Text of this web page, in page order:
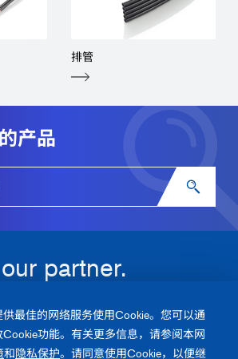
排管
产品
partner.
最佳的网络服务使用Cookie。您可以通
功能。有关更多信息，请参阅本网
和隐私保护。请同意使用Cookie，以便继